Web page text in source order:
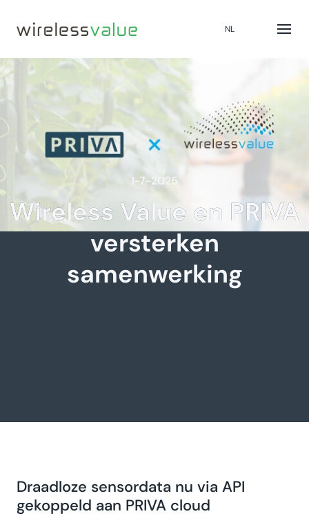
NL
1-7-2025
Wireless Value en PRIVA
versterken
samenwerking
Draadloze sensordata nu via API
gekoppeld aan PRIVA cloud